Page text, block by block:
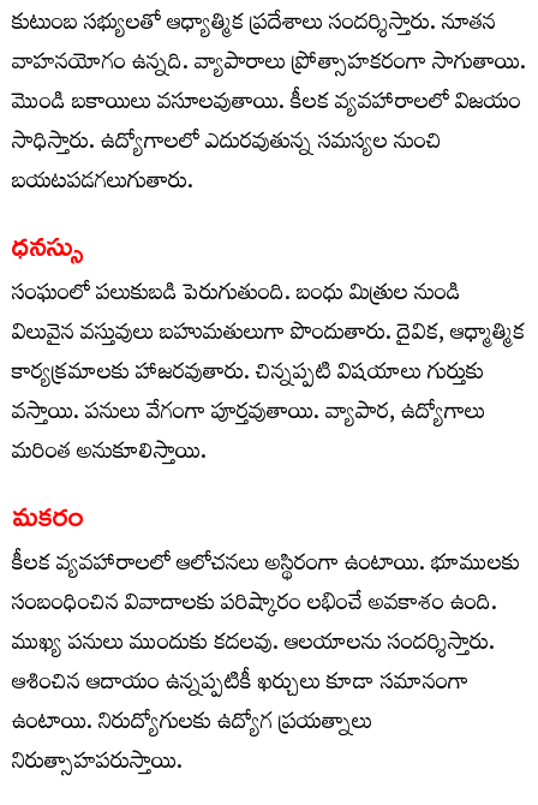
కుటుంబ సభ్యులతో ఆధ్యాత్మిక ప్రదేశాలు సందర్శిస్తారు. నూతన
వాహనయోగం ఉన్నది. వ్యాపారాలు ప్రోత్సాహకరంగా సాగుతాయి.
మొండి బకాయిలు వసూలవుతాయి. కీలక వ్యవహారాలలో విజయం
సాధిస్తారు. ఉద్యోగాలలో ఎదురవుతున్న సమస్యల నుంచి
బయటపడగలుగుతారు.
ధనస్సు
సంఘంలో పలుకుబడి పెరుగుతుంది. బంధు మిత్రుల నుండి
విలువైన వస్తువులు బహుమతులుగా పొందుతారు. దైవిక, ఆధ్మాత్మిక
కార్యక్రమాలకు హాజరవుతారు. చిన్నప్పటి విషయాలు గుర్తుకు
వస్తాయి. పనులు వేగంగా పూర్తవుతాయి. వ్యాపార, ఉద్యోగాలు
మరింత అనుకూలిస్తాయి.
మకరం
కీలక వ్యవహారాలలో ఆలోచనలు అస్థిరంగా ఉంటాయి. భూములకు
సంబంధించిన వివాదాలకు పరిష్కారం లభించే అవకాశం ఉంది.
ముఖ్య పనులు ముందుకు కదలవు. ఆలయాలను సందర్శిస్తారు.
ఆశించిన ఆదాయం ఉన్నప్పటికీ ఖర్చులు కూడా సమానంగా
ఉంటాయి. నిరుద్యోగులకు ఉద్యోగ ప్రయత్నాలు
నిరుత్సాహపరుస్తాయి.